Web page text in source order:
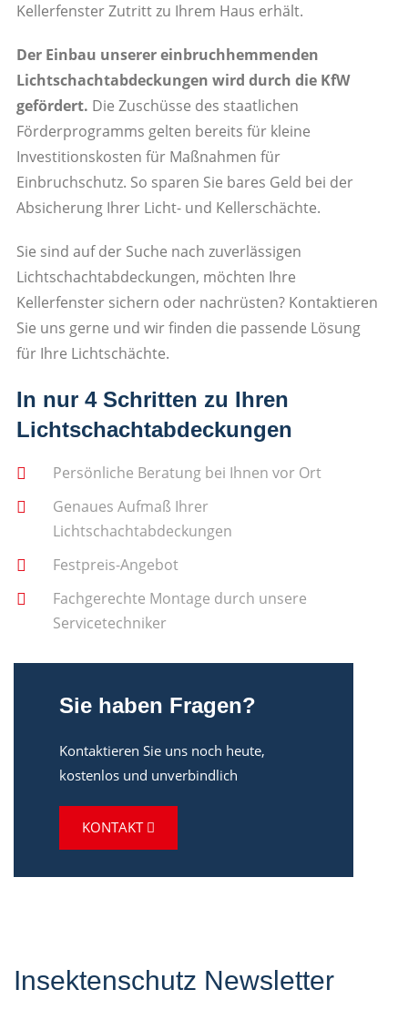
Kellerfenster Zutritt zu Ihrem Haus erhält.
Der Einbau unserer einbruchhemmenden
Lichtschachtabdeckungen wird durch die KfW
gefördert. Die Zuschüsse des staatlichen
Förderprogramms gelten bereits für kleine
Investitionskosten für Maßnahmen für
Einbruchschutz. So sparen Sie bares Geld bei der
Absicherung Ihrer Licht- und Kellerschächte.
Sie sind auf der Suche nach zuverlässigen
Lichtschachtabdeckungen, möchten Ihre
Kellerfenster sichern oder nachrüsten? Kontaktieren
Sie uns gerne und wir finden die passende Lösung
für Ihre Lichtschächte.
In nur 4 Schritten zu Ihren
Lichtschachtabdeckungen
Persönliche Beratung bei Ihnen vor Ort
Genaues Aufmaß Ihrer
Lichtschachtabdeckungen
Festpreis-Angebot
Fachgerechte Montage durch unsere
Servicetechniker
Sie haben Fragen?
Kontaktieren Sie uns noch heute,
kostenlos und unverbindlich
KONTAKT
Insektenschutz Newsletter